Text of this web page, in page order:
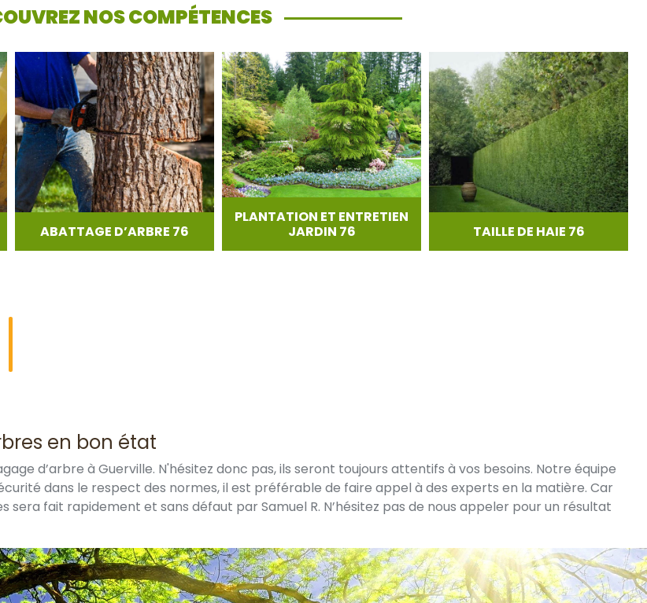
NOS COMPÉTENCES
ABATTAGE D’ARBRE 76
PLANTATION ET ENTRETIEN
JARDIN 76
TAILLE DE HAIE 76
en bon état
d’arbre à Guerville. N'hésitez donc pas, ils seront toujours attentifs à vos besoins. Notre équipe
dans le respect des normes, il est préférable de faire appel à des experts en la matière. Car
sera fait rapidement et sans défaut par Samuel R. N’hésitez pas de nous appeler pour un résultat